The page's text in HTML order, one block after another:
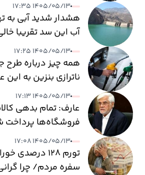
۱۴۰۵/۰۵/۱۳ ۱۷:۳۵
هشدار شدید آبی به
آب این سد تقریبا
۱۴۰۵/۰۵/۱۳ ۱۷:۲۵
همه چیز درباره طرح
ناترازی بنزین به
می‌رسد
۱۴۰۵/۰۵/۱۳ ۱۷:۱۳
عارف: تمام بدهی
فروشگاه‌ها پرداخت
۱۴۰۵/۰۵/۱۳ ۱۷:۰۸
تورم ۱۲۸
سفره مردم/ چرا